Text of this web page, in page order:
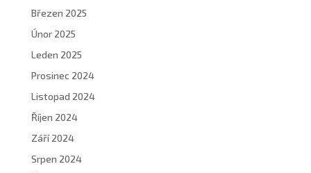
Březen 2025
Únor 2025
Leden 2025
Prosinec 2024
Listopad 2024
Říjen 2024
Září 2024
Srpen 2024